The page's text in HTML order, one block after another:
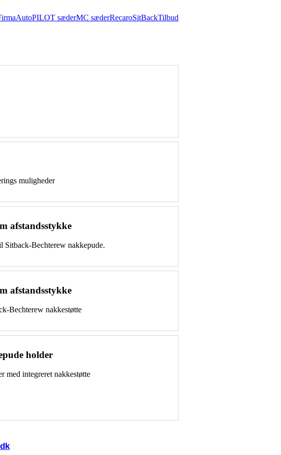
AutoPILOT sæderMC sæderRecaroSitBackTilbud
muligheder
afstandsstykke
Sitback-Bechterew nakkepude.
afstandsstykke
Bechterew nakkestøtte
holder
med integreret nakkestøtte